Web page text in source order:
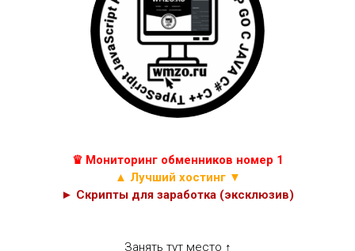
♛ Мониторинг обменников номер 1
▲ Лучший хостинг ▼
► Скрипты для заработка (эксклюзив)
Занять тут место ↑